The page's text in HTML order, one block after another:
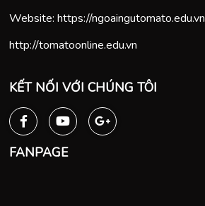
Website: https://ngoaingutomato.edu.vn
http://tomatoonline.edu.vn
KẾT NỐI VỚI CHÚNG TÔI
FANPAGE